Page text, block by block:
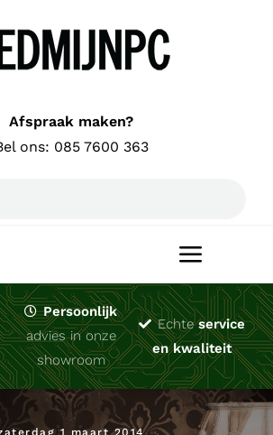
Afspraak maken?
ons: 085 7600 363
Toggle
Persoonlijk
advies in onze
showroom
Echteservice
en kwaliteit
1 maart 2014